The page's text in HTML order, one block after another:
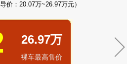
价：20.07万~26.97万元）
26.97万
裸车最高售价